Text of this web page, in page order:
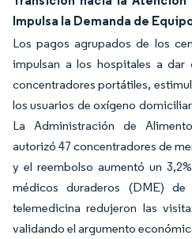
Impulsa la Demanda de
Los pagos agrupados de los
impulsan a los hospitales a
concentradores portátiles,
los usuarios de oxígeno
La Administración de
autorizó 47 concentradores de
y el reembolso aumentó un
médicos duraderos (DME)
telemedicina redujeron las
validando el argumento